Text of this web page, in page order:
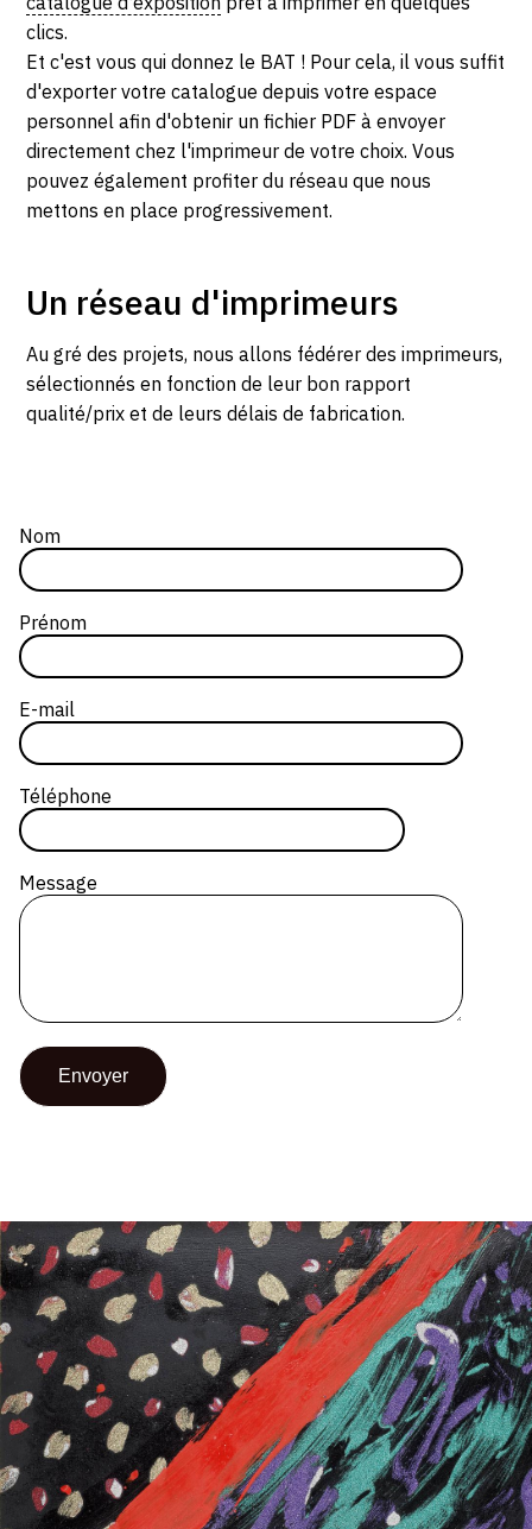
À PROPOS
L'ÉQUIPE OAM
CONTACT
CGU
CGV
INSTAGRAM
FACEBOOK
TWITTER
PINTEREST
clics.
Et c'est vous qui donnez le BAT ! Pour cela, il vous suffit
d'exporter votre catalogue depuis votre espace
personnel afin d'obtenir un fichier PDF à envoyer
directement chez l'imprimeur de votre choix. Vous
pouvez également profiter du réseau que nous
mettons en place progressivement.
Un réseau d'imprimeurs
Au gré des projets, nous allons fédérer des imprimeurs,
sélectionnés en fonction de leur bon rapport
qualité/prix et de leurs délais de fabrication.
webform
Nom
Prénom
E-mail
Téléphone
Message